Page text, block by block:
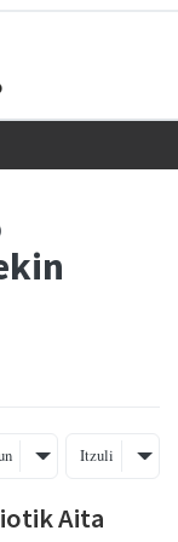
Itzuli
Aita